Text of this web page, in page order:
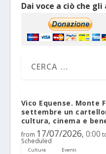
Dai voce a ciò che
Vico Equense. Monte
settembre un
cultura, cinema e
from 17/07/2026, 0:00
Scheduled
Cultura Eventi